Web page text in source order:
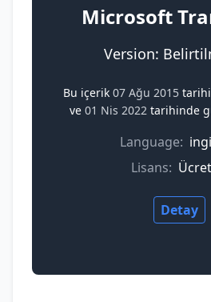
Microsoft
Version:
Bu içerik 07 Ağu 2015
ve 01 Nis 2022 tarihinde
Language:
Lisans:
Detay